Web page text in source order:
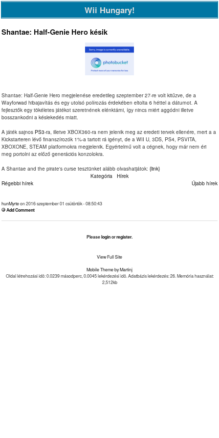
Wii Hungary!
Shantae: Half-Genie Hero késik
Shantae: Half-Genie Hero megjelenése eredetileg szeptember 27-re volt kitűzve, de a
Wayforwad hibajavítás és egy utolsó polírozás érdekében eltolta 6 héttel a dátumot. A
fejlesztők egy tökéletes játékot szeretnének elénktárni, így nincs miért aggódni illetve
bosszankodni a késlekedés miatt.
A játék sajnos PS3-ra, illetve XBOX360-ra nem jelenik meg az eredeti tervek ellenére, mert a a
Kickstarteren lévő finanszírozók 1%-a tartott rá igényt, de a WII U, 3DS, PS4, PSVITA,
XBOXONE, STEAM platformokra megjelenik. Egyértelmű volt a cégnek, hogy már nem éri
meg portolni az előző generációs konzolokra.
A Shantae and the pirate's curse tesztünket alább olvashatjátok: {link}
Kategória
Hírek
Régebbi hírek
Újabb hírek
hunMyrteon 2016 szeptember 01 csütörtök - 08:50:43
Add Comment
Pleaseloginorregister.
View Full Site
Mobile Theme by Martinj
Oldal létrehozási idõ: 0.0239 másodperc, 0.0045 lekérdezési idõ. Adatbázis lekérdezés: 26. Memória használat:
2,512kb